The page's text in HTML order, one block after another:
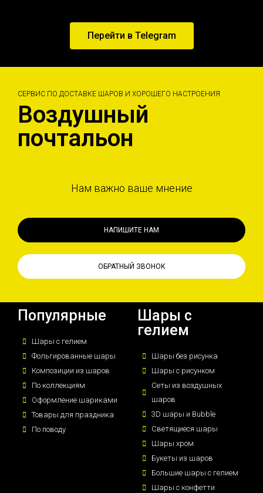
Перейти в Telegram
СЕРВИС ПО ДОСТАВКЕ ШАРОВ И ХОРОШЕГО НАСТРОЕНИЯ
Воздушный
почтальон
Нам важно ваше мнение
НАПИШИТЕ НАМ
ОБРАТНЫЙ ЗВОНОК
Популярные
Шары с гелием
Фольгированные шары
Композиции из шаров
По коллекциям
Оформление шариками
Товары для праздника
По поводу
Шары с
гелием
Шары без рисунка
Шары с рисунком
Сеты из воздушных
шаров
3D шары и Bubble
Светящиеся шары
Шары хром
Букеты из шаров
Большие шары с гелием
Шары с конфетти